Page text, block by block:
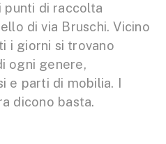
punti di raccolta
di via Bruschi. Vicino
i giorni si trovano
ogni genere,
e parti di mobilia. I
dicono basta.